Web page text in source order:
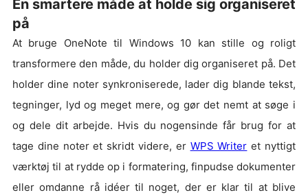
En smartere måde at holde sig organiseret
på
At bruge OneNote til Windows 10 kan stille og roligt
transformere den måde, du holder dig organiseret på. Det
holder dine noter synkroniserede, lader dig blande tekst,
tegninger, lyd og meget mere, og gør det nemt at søge i
og dele dit arbejde. Hvis du nogensinde får brug for at
tage dine noter et skridt videre, er WPS Writer et nyttigt
værktøj til at rydde op i formatering, finpudse dokumenter
eller omdanne rå idéer til noget, der er klar til at blive